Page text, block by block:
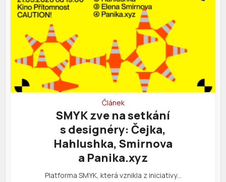
Článek
SMYK zve na setkání
s designéry: Čejka,
Hahlushka, Smirnova
a Panika.xyz
Platforma SMYK, která vznikla z iniciativy…